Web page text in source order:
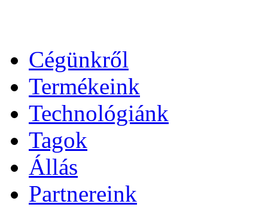
Cégünkről
Termékeink
Technológiánk
Tagok
Állás
Partnereink